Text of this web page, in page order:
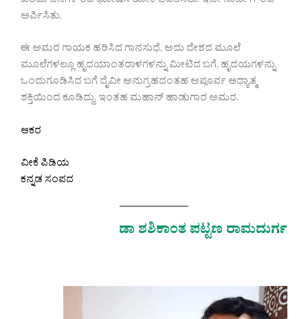
ಅರ್ಪಿಸಿತು.
ಈ ಅಮರ ಗಾಯಕ ಹರಿಸಿದ ಗಾನಸುಧೆ, ಅದು ದೇಶದ ಮೂಲೆ
ಮೂಲೆಗಳಲ್ಲೂ ಹೃದಯಾಂತರಾಳಗಳನ್ನು ಮೀಟಿದ ಬಗೆ, ಹೃದಯಗಳನ್ನು
ಒಂದುಗೂಡಿಸಿದ ಬಗೆ ದೈವೀ ಅನುಗ್ರಹದಂತಹ ಅಪೂರ್ವ ಆಧ್ಯಾತ್ಮ
ಶಕ್ತಿಯಿಂದ ಕೂಡಿದ್ದು. ಇಂತಹ ಮಹಾನ್ ಹಾಡುಗಾರ ಅಮರ.
ಆಕರ
ವೀಕೆ ಪಿಡಿಯ
ಕನ್ನಡ ಸಂಪದ
ಡಾ ಶಶಿಕಾಂತ ಪಟ್ಟಣ ರಾಮದುರ್ಗ